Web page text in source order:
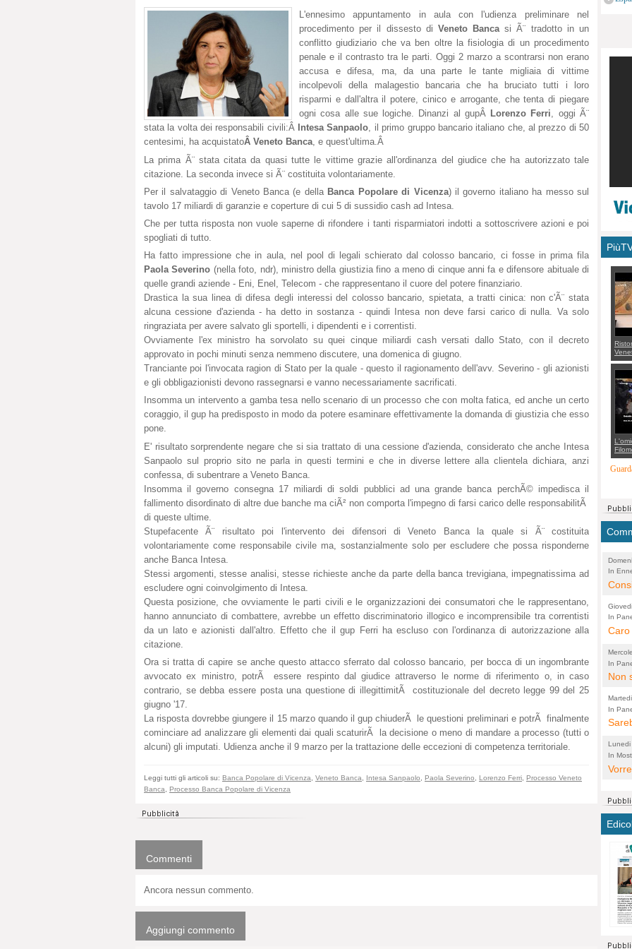
L'ennesimo appuntamento in aula con l'udienza preliminare nel
procedimento per il dissesto di Veneto Bancasi Ã¨ tradotto in un
conflitto giudiziario che va ben oltre la fisiologia di un procedimento
penale e il contrasto tra le parti. Oggi 2 marzo a scontrarsi non erano
accusa e difesa, ma, da una parte le tante migliaia di vittime
incolpevoli della malagestio bancaria che ha bruciato tutti i loro
risparmi e dall'altra il potere, cinico e arrogante, che tenta di piegare
ogni cosa alle sue logiche. Dinanzi al gupÂ Lorenzo Ferri, oggi Ã¨
stata la volta dei responsabili civili:Â Intesa Sanpaolo, il primo gruppo bancario italiano che, al prezzo di 50
centesimi, ha acquistatoÂ Veneto Banca, e quest'ultima.Â
La prima Ã¨ stata citata da quasi tutte le vittime grazie all'ordinanza del giudice che ha autorizzato tale
citazione. La seconda invece si Ã¨ costituita volontariamente.
Per il salvataggio di Veneto Banca (e della Banca Popolare di Vicenza) il governo italiano ha messo sul
tavolo 17 miliardi di garanzie e coperture di cui 5 di sussidio cash ad Intesa.
Che per tutta risposta non vuole saperne di rifondere i tanti risparmiatori indotti a sottoscrivere azioni e poi
spogliati di tutto.
Ha fatto impressione che in aula, nel pool di legali schierato dal colosso bancario, ci fosse in prima fila
Paola Severino (nella foto, ndr), ministro della giustizia fino a meno di cinque anni fa e difensore abituale di
quelle grandi aziende - Eni, Enel, Telecom - che rappresentano il cuore del potere finanziario.
Drastica la sua linea di difesa degli interessi del colosso bancario, spietata, a tratti cinica: non c'Ã¨ stata
alcuna cessione d'azienda - ha detto in sostanza - quindi Intesa non deve farsi carico di nulla. Va solo
ringraziata per avere salvato gli sportelli, i dipendenti e i correntisti.
Ovviamente l'ex ministro ha sorvolato su quei cinque miliardi cash versati dallo Stato, con il decreto
approvato in pochi minuti senza nemmeno discutere, una domenica di giugno.
Tranciante poi l'invocata ragion di Stato per la quale - questo il ragionamento dell'avv. Severino - gli azionisti
e gli obbligazionisti devono rassegnarsi e vanno necessariamente sacrificati.
Insomma un intervento a gamba tesa nello scenario di un processo che con molta fatica, ed anche un certo
coraggio, il gup ha predisposto in modo da potere esaminare effettivamente la domanda di giustizia che esso
pone.
E' risultato sorprendente negare che si sia trattato di una cessione d'azienda, considerato che anche Intesa
Sanpaolo sul proprio sito ne parla in questi termini e che in diverse lettere alla clientela dichiara, anzi
confessa, di subentrare a Veneto Banca.
Insomma il governo consegna 17 miliardi di soldi pubblici ad una grande banca perchÃ© impedisca il
fallimento disordinato di altre due banche ma ciÃ² non comporta l'impegno di farsi carico delle responsabilitÃ
di queste ultime.
Stupefacente Ã¨ risultato poi l'intervento dei difensori di Veneto Banca la quale si Ã¨ costituita
volontariamente come responsabile civile ma, sostanzialmente solo per escludere che possa risponderne
anche Banca Intesa.
Stessi argomenti, stesse analisi, stesse richieste anche da parte della banca trevigiana, impegnatissima ad
escludere ogni coinvolgimento di Intesa.
Questa posizione, che ovviamente le parti civili e le organizzazioni dei consumatori che le rappresentano,
hanno annunciato di combattere, avrebbe un effetto discriminatorio illogico e incomprensibile tra correntisti
da un lato e azionisti dall'altro. Effetto che il gup Ferri ha escluso con l'ordinanza di autorizzazione alla
citazione.
Ora si tratta di capire se anche questo attacco sferrato dal colosso bancario, per bocca di un ingombrante
avvocato ex ministro, potrÃ essere respinto dal giudice attraverso le norme di riferimento o, in caso
contrario, se debba essere posta una questione di illegittimitÃ costituzionale del decreto legge 99 del 25
giugno '17.
La risposta dovrebbe giungere il 15 marzo quando il gup chiuderÃ le questioni preliminari e potrÃ finalmente
cominciare ad analizzare gli elementi dai quali scaturirÃ la decisione o meno di mandare a processo (tutti o
alcuni) gli imputati. Udienza anche il 9 marzo per la trattazione delle eccezioni di competenza territoriale.
Leggi tutti gli articoli su: Banca Popolare di Vicenza Veneto Banca Intesa Sanpaolo Paola Severino Lorenzo Ferri
Processo Veneto
Banca
Processo Banca Popolare di Vicenza
Commenti
Ancora nessun commento.
Aggiungi commento
con
In
per
che
qui
PER
In
Caro
sono
(non
dal
Ora
la
ma
In
Non
la
a
In
città,
In
di
e
alta